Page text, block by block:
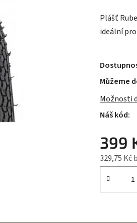
hvězdiček.
Plášť
ideální
Můžeme
Možnosti
399
329,75 Kč
Měrná cena: